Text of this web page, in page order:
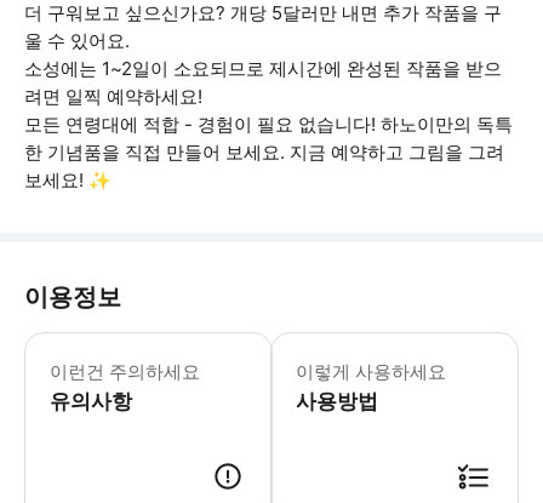
더 구워보고 싶으신가요? 개당 5달러만 내면 추가 작품을 구
울 수 있어요.
소성에는 1~2일이 소요되므로 제시간에 완성된 작품을 받으
려면 일찍 예약하세요!
모든 연령대에 적합 - 경험이 필요 없습니다! 하노이만의 독특
한 기념품을 직접 만들어 보세요. 지금 예약하고 그림을 그려
보세요! ✨
이용정보
이런건 주의하세요
유의사항
이렇게 사용하세요
사용방법